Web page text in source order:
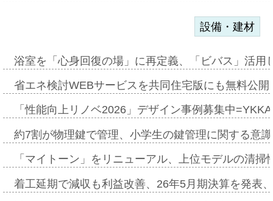
設備・建材
浴室を「心身回復の場」に再定義、「ビバス」活
省エネ検討WEBサービスを共同住宅版にも無料公
「性能向上リノベ2026」デザイン事例募集中
約7割が物理鍵で管理、小学生の鍵管理に関する意
「マイトーン」をリニューアル、上位モデルの清
着工延期で減収も利益改善、26年5月期決算を発表